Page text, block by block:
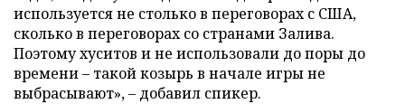
используется не столько в переговорах с США,
сколько в переговорах со странами Залива.
Поэтому хуситов и не использовали до поры до
времени – такой козырь в начале игры не
выбрасывают», – добавил спикер.